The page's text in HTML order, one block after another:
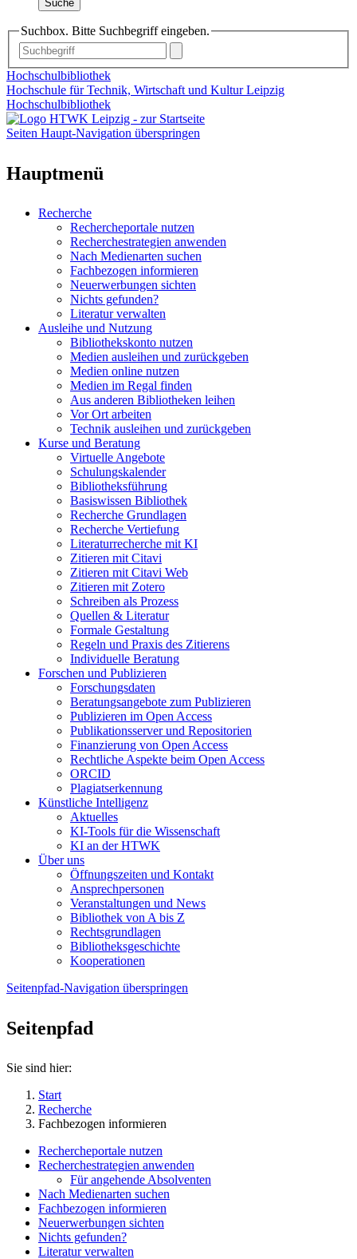
Suche
Suchbox. Bitte Suchbegriff eingeben.
Hochschulbibliothek
Hochschule für Technik, Wirtschaft und Kultur Leipzig
Hochschulbibliothek
Seiten Haupt-Navigation überspringen
Hauptmenü
Recherche
Rechercheportale nutzen
Recherchestrategien anwenden
Nach Medienarten suchen
Fachbezogen informieren
Neuerwerbungen sichten
Nichts gefunden?
Literatur verwalten
Ausleihe und Nutzung
Bibliothekskonto nutzen
Medien ausleihen und zurückgeben
Medien online nutzen
Medien im Regal finden
Aus anderen Bibliotheken leihen
Vor Ort arbeiten
Technik ausleihen und zurückgeben
Kurse und Beratung
Virtuelle Angebote
Schulungskalender
Bibliotheksführung
Basiswissen Bibliothek
Recherche Grundlagen
Recherche Vertiefung
Literaturrecherche mit KI
Zitieren mit Citavi
Zitieren mit Citavi Web
Zitieren mit Zotero
Schreiben als Prozess
Quellen & Literatur
Formale Gestaltung
Regeln und Praxis des Zitierens
Individuelle Beratung
Forschen und Publizieren
Forschungsdaten
Beratungsangebote zum Publizieren
Publizieren im Open Access
Publikationsserver und Repositorien
Finanzierung von Open Access
Rechtliche Aspekte beim Open Access
ORCID
Plagiatserkennung
Künstliche Intelligenz
Aktuelles
KI-Tools für die Wissenschaft
KI an der HTWK
Über uns
Öffnungszeiten und Kontakt
Ansprechpersonen
Veranstaltungen und News
Bibliothek von A bis Z
Rechtsgrundlagen
Bibliotheksgeschichte
Kooperationen
Seitenpfad-Navigation überspringen
Seitenpfad
Sie sind hier:
Start
Recherche
Fachbezogen informieren
Rechercheportale nutzen
Recherchestrategien anwenden
Für angehende Absolventen
Nach Medienarten suchen
Fachbezogen informieren
Neuerwerbungen sichten
Nichts gefunden?
Literatur verwalten